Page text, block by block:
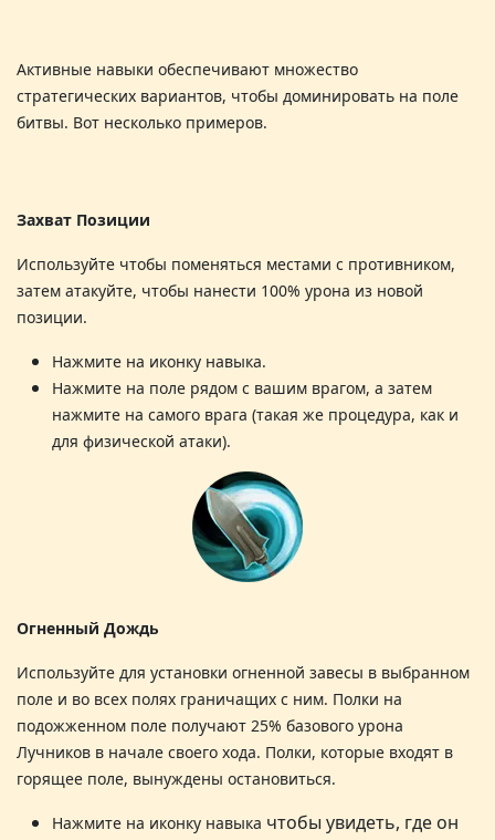
Активные навыки обеспечивают множество
стратегических вариантов, чтобы доминировать на поле
битвы. Вот несколько примеров.
Захват Позиции
Используйте чтобы поменяться местами с противником,
затем атакуйте, чтобы нанести 100% урона из новой
позиции.
Нажмите на иконку навыка.
Нажмите на поле рядом с вашим врагом, а затем
нажмите на самого врага (такая же процедура, как и
для физической атаки).
Огненный Дождь
Используйте для установки огненной завесы в выбранном
поле и во всех полях граничащих с ним. Полки на
подожженном поле получают 25% базового урона
Лучников в начале своего хода. Полки, которые входят в
горящее поле, вынуждены остановиться.
Нажмите на иконку навыка чтобы увидеть, где он